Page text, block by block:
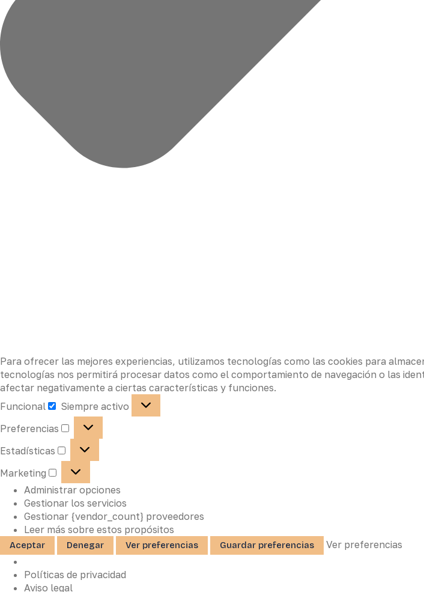
Para ofrecer las mejores experiencias, utilizamos tecnologías como las cookies para
tecnologías nos permitirá procesar datos como el comportamiento de navegación o las
afectar negativamente a ciertas características y funciones.
Funcional
Siempre activo
Preferencias
Estadísticas
Marketing
Administrar opciones
Gestionar los servicios
Gestionar {vendor_count} proveedores
Leer más sobre estos propósitos
Aceptar Denegar Ver preferencias Guardar preferencias Ver preferencias
Políticas de privacidad
Aviso legal